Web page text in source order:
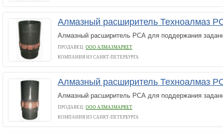
Алмазный расширитель Техноалмаз
Алмазный расширитель РСА для поддержания
ПРОДАВЕЦ: ООО АЛМАЗМАРКЕТ
КОМПАНИЯ ИЗ САНКТ-ПЕТЕРБУРГА
Алмазный расширитель Техноалмаз
Алмазный расширитель РСА для поддержания
ПРОДАВЕЦ: ООО АЛМАЗМАРКЕТ
КОМПАНИЯ ИЗ САНКТ-ПЕТЕРБУРГА